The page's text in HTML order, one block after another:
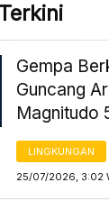
Gempa
Guncang
Magnitudo
LINGKUNGAN
25/07/2026, 3:02